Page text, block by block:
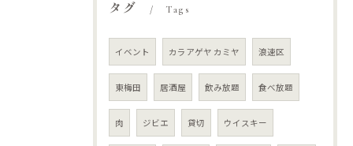
タグ Tags
イベント カラアゲヤ カミヤ 浪速区
東梅田 居酒屋 飲み放題 食べ放題
肉 ジビエ 貸切 ウイスキー